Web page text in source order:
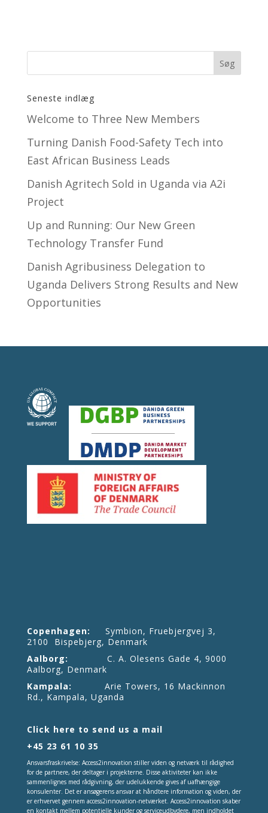
Seneste indlæg
Welcome to Three New Members
Turning Danish Food-Safety Tech into
East African Business Leads
Danish Agritech Sold in Uganda via A2i
Project
Up and Running: Our New Green
Technology Transfer Fund
​Danish Agribusiness Delegation to
Uganda Delivers Strong Results and New
Opportunities
Copenhagen: Symbion, Fruebjergvej 3,
2100 Bispebjerg, Denmark
Aalborg: C. A. Olesens Gade 4, 9000
Aalborg, Denmark
Kampala: Arie Towers, 16 Mackinnon
Rd., Kampala, Uganda
Click here to send us a mail
+45 23 61 10 35
Ansvarsfraskrivelse: Access2innovation stiller viden og netværk til rådighed
for de partnere, der deltager i projekterne. Disse aktiviteter kan ikke
sammenlignes med rådgivning, der udelukkende gives af uafhængige
konsulenter. Det er ansøgerens ansvar at håndtere information og viden, der
er erhvervet gennem access2innovation-netværket. Access2innovation skaber
en kontakt mellem potentielle kunder og serviceudbydere, men indholdet